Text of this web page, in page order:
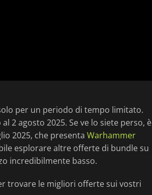
per un periodo di tempo limitato.
2 agosto 2025. Se ve lo siete perso, è
2025, che presenta Warhammer
esplorare altre offerte di bundle su
incredibilmente basso.
trovare le migliori offerte sui vostri